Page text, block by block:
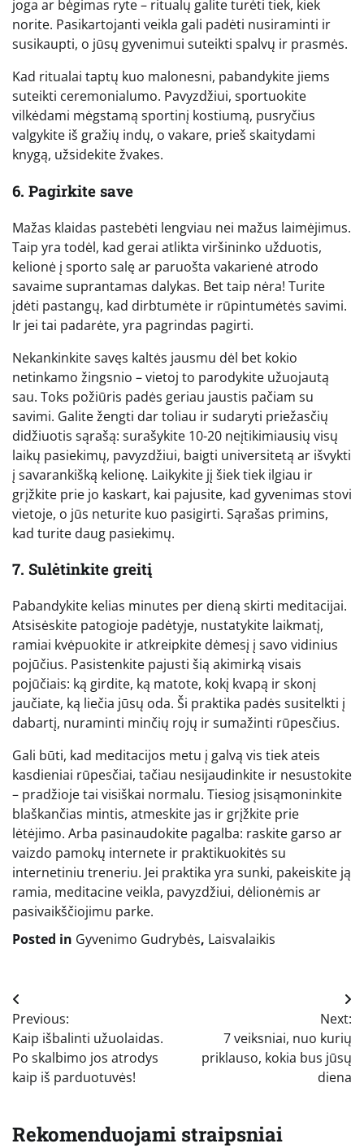
joga ar bėgimas ryte – ritualų galite turėti tiek, kiek
norite. Pasikartojanti veikla gali padėti nusiraminti ir
susikaupti, o jūsų gyvenimui suteikti spalvų ir prasmės.
Kad ritualai taptų kuo malonesni, pabandykite jiems
suteikti ceremonialumo. Pavyzdžiui, sportuokite
vilkėdami mėgstamą sportinį kostiumą, pusryčius
valgykite iš gražių indų, o vakare, prieš skaitydami
knygą, užsidekite žvakes.
6. Pagirkite save
Mažas klaidas pastebėti lengviau nei mažus laimėjimus.
Taip yra todėl, kad gerai atlikta viršininko užduotis,
kelionė į sporto salę ar paruošta vakarienė atrodo
savaime suprantamas dalykas. Bet taip nėra! Turite
įdėti pastangų, kad dirbtumėte ir rūpintumėtės savimi.
Ir jei tai padarėte, yra pagrindas pagirti.
Nekankinkite savęs kaltės jausmu dėl bet kokio
netinkamo žingsnio – vietoj to parodykite užuojautą
sau. Toks požiūris padės geriau jaustis pačiam su
savimi. Galite žengti dar toliau ir sudaryti priežasčių
didžiuotis sąrašą: surašykite 10-20 neįtikimiausių visų
laikų pasiekimų, pavyzdžiui, baigti universitetą ar išvykti
į savarankišką kelionę. Laikykite jį šiek tiek ilgiau ir
grįžkite prie jo kaskart, kai pajusite, kad gyvenimas stovi
vietoje, o jūs neturite kuo pasigirti. Sąrašas primins,
kad turite daug pasiekimų.
7. Sulėtinkite greitį
Pabandykite kelias minutes per dieną skirti meditacijai.
Atsisėskite patogioje padėtyje, nustatykite laikmatį,
ramiai kvėpuokite ir atkreipkite dėmesį į savo vidinius
pojūčius. Pasistenkite pajusti šią akimirką visais
pojūčiais: ką girdite, ką matote, kokį kvapą ir skonį
jaučiate, ką liečia jūsų oda. Ši praktika padės susitelkti į
dabartį, nuraminti minčių rojų ir sumažinti rūpesčius.
Gali būti, kad meditacijos metu į galvą vis tiek ateis
kasdieniai rūpesčiai, tačiau nesijaudinkite ir nesustokite
– pradžioje tai visiškai normalu. Tiesiog įsisąmoninkite
blaškančias mintis, atmeskite jas ir grįžkite prie
lėtėjimo. Arba pasinaudokite pagalba: raskite garso ar
vaizdo pamokų internete ir praktikuokitės su
internetiniu treneriu. Jei praktika yra sunki, pakeiskite ją
ramia, meditacine veikla, pavyzdžiui, dėlionėmis ar
pasivaikščiojimu parke.
Posted in Gyvenimo Gudrybės, Laisvalaikis
Navigacija
tarp
įrašų
Previous:
Kaip išbalinti užuolaidas.
Po skalbimo jos atrodys
kaip iš parduotuvės!
Next:
7 veiksniai, nuo kurių
priklauso, kokia bus jūsų
diena
Rekomenduojami straipsniai